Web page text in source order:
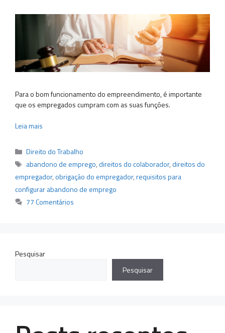
Para o bom funcionamento do empreendimento, é importante
que os empregados cumpram com as suas funções.
Leia mais
Categorias
Direito do Trabalho
Tags
abandono de emprego,direitos do colaborador,direitos do
empregador,obrigação do empregador,requisitos para
configurar abandono de emprego
77 Comentários
Pesquisar
Pesquisar